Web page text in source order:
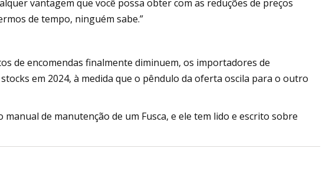
vantagem que você possa obter com as reduções de preços
de tempo, ninguém sabe.”
de encomendas finalmente diminuem, os importadores de
em 2024, à medida que o pêndulo da oferta oscila para o outro
de manutenção de um Fusca, e ele tem lido e escrito sobre